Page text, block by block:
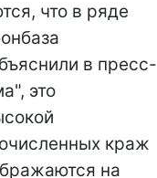
что в ряде
в пресс-
это
краж
на